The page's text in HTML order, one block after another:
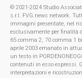
© 2021-2024 Studio
s.r.l. FVG.news network.
immagini presentate, nel
esclusivamente per finalità
65 comma 2, 70 comma 1
aprile 2003 emanato in
un testo in
contenuti in esso espressi.
interpretazioni e